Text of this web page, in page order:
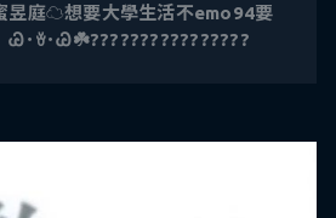
昱庭☁️想要大學生活不emo94要
Ꮚ･ꈊ･Ꮚ☘️????????????????